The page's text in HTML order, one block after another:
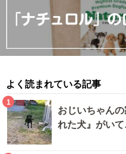
よく読まれている記事
1
おじいちゃん
れた犬』がい